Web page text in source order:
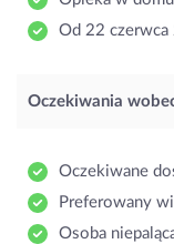
Od 22 czerwca
Oczekiwania
Oczekiwane
Preferowany
Osoba